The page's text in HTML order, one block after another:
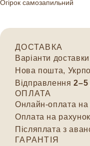
Огірок самозапильний
ДОСТАВКА
Варіанти
Нова пошта,
Відправлення2–5
ОПЛАТА
Онлайн-оплата на
Оплата на
Післяплата з
ГАРАНТІЯ